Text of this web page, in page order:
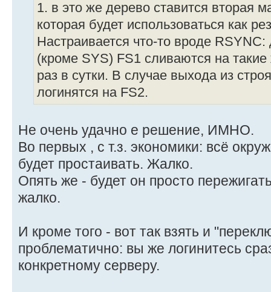
1. в это же дерево ставится вторая
которая будет использоваться как
Настраивается что-то вроде
(кроме SYS) FS1 сливаются на
раз в сутки. В случае выхода из
логинятся на FS2.
Не очень удачно е решение, ИМНО.
Во первых , с т.з. экономики: всё
будет простаивать. Жалко.
Опять же - будет он просто
жалко.
И кроме того - вот так взять и
проблематично: вы же логинитесь
конкретному серверу.